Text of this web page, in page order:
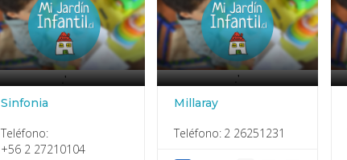
.'
Sinfonia
Teléfono:
+56 2 27210104
.'
Millaray
Teléfono: 2 26251231